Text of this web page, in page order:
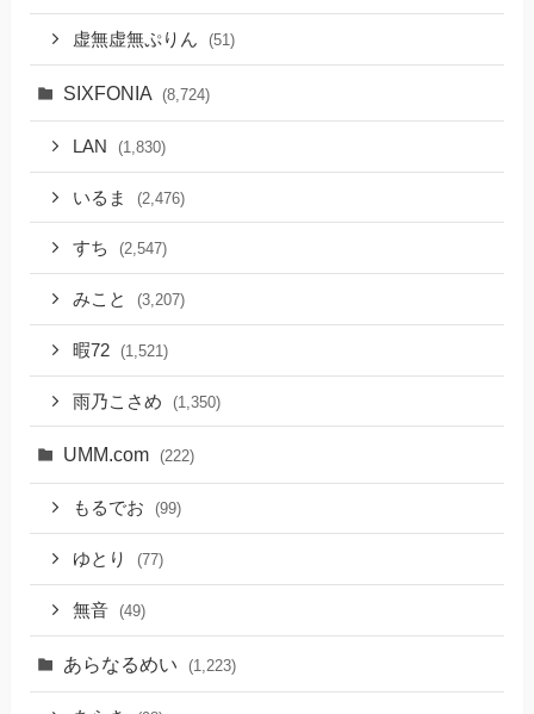
虚無虚無ぷりん (51)
SIXFONIA (8,724)
LAN (1,830)
いるま (2,476)
すち (2,547)
みこと (3,207)
暇72 (1,521)
雨乃こさめ (1,350)
UMM.com (222)
もるでお (99)
ゆとり (77)
無音 (49)
あらなるめい (1,223)